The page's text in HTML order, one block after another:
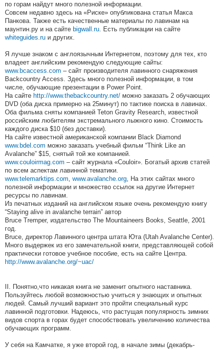
по горам найдут много полезной информации.
Совсем недавно здесь на «Риске» опубликована статья Макса
Панкова. Также есть качественные материалы по лавинам на
маунтин.ру и на сайте bigwall.ru. Есть публикации на сайте
whiteguides.ru и других.
Я лучше знаком с англоязычным Интернетом, поэтому для тех, кто
владеет английским рекомендую следующие сайты:
www.bcaccess.com – сайт производителя лавинного снаряжения
Backcountry Access. Здесь много полезной информации, в том
числе, обучающие презентации в Power Point.
На сайте http://www.thebackcountry.net/ можно заказать 2 обучающих
DVD (оба диска примерно на 25минут) по тактике поиска в лавинах.
Оба фильма сняты компанией Teton Gravity Research, известной
российским любителям экстремального лыжного кино. Стоимость
каждого диска $10 (без доставки).
На сайте известной американской компании Black Diamond
www.bdel.com можно заказать учебный фильм “Think Like an
Avalanche” $15, снятый той же компанией.
www.couloirmag.com – сайт журнала «Couloir». Богатый архив статей
по всем аспектам лавинной тематики.
www.telemarktips.com, www.avalanche.org, На этих сайтах много
полезной информации и множество ссылок на другие Интернет
ресурсы по лавинам.
Из печатных изданий на английском языке очень рекомендую книгу
“Staying alive in avalanche terrain” автор
Bruce Tremper, издательство The Mountaineers Books, Seattle, 2001
год.
Bruce, директор Лавинного центра штата Юта (Utah Avalanche Center).
Много выдержек из его замечательной книги, представляющей собой
практически готовое учебное пособие, есть на сайте Центра.
http://www.avalanche.org/~uac/
II. Понятно,что никакая книга не заменит опытного наставника.
Пользуйтесь любой возможностью учиться у знающих и опытных
людей. Самый лучший вариант это пройти специальный курс
лавинной подготовки. Надеюсь, что растущая популярность зимних
видов спорта в горах будет способствовать увеличению количества
обучающих программ.
У себя на Камчатке, я уже второй год, в начале зимы (декабрь-